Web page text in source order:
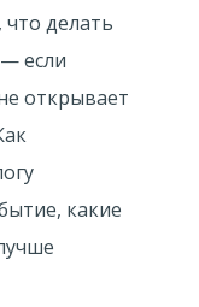
что делать
если
открывает
какие